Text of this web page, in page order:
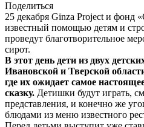
Поделиться
25 декабря Ginza Project и фонд
известный помощью детям и
проведут благотворительное
сирот.
В этот день дети из двух
Ивановской и Тверской
где их ожидает самое
сказку. Детишки будут играть,
представления, и конечно же
блюдами из меню известного